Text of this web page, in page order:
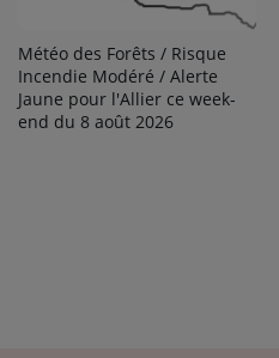
Météo des Forêts / Risque
Incendie Modéré / Alerte
Jaune pour l'Allier ce week-
end du 8 août 2026